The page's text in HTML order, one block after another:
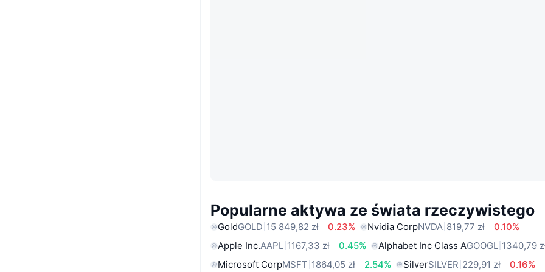
Popularne aktywa ze świata rzeczywistego
GoldGOLD 15 849,82 zł 0.23% Nvidia CorpNVDA 819,77 zł
0.10%
Apple Inc.AAPL 1167,33 zł 0.45% Alphabet Inc Class AGOOGL 1340,79
Microsoft CorpMSFT 1864,05 zł 2.54% SilverSILVER 229,91 zł
0.16%